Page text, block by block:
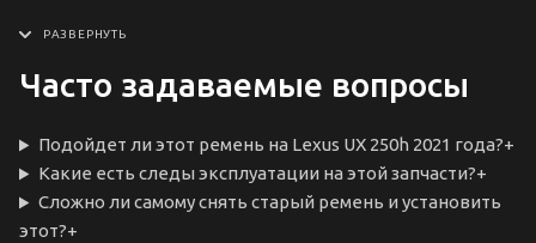
Часто задаваемые вопросы
Подойдет ли этот ремень на Lexus UX 250h 2021 года?+
Какие есть следы эксплуатации на этой запчасти?+
Сложно ли самому снять старый ремень и установить
этот?+